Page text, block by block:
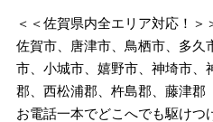
＜＜佐賀県内全エリア対応！＞
佐賀市、唐津市、鳥栖市、多久
市、小城市、嬉野市、神埼市、
郡、西松浦郡、杵島郡、藤津郡
お電話一本でどこへでも駆けつ